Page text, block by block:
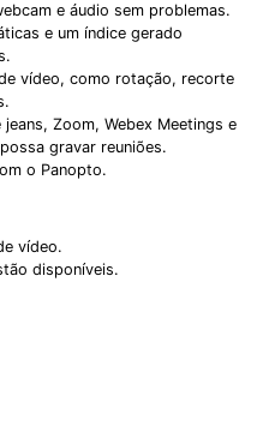
e áudio sem problemas.
e um índice gerado
vídeo, como rotação, recorte
Zoom, Webex Meetings e
gravar reuniões.
o Panopto.
vídeo.
disponíveis.